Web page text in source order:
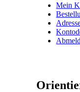
Mein